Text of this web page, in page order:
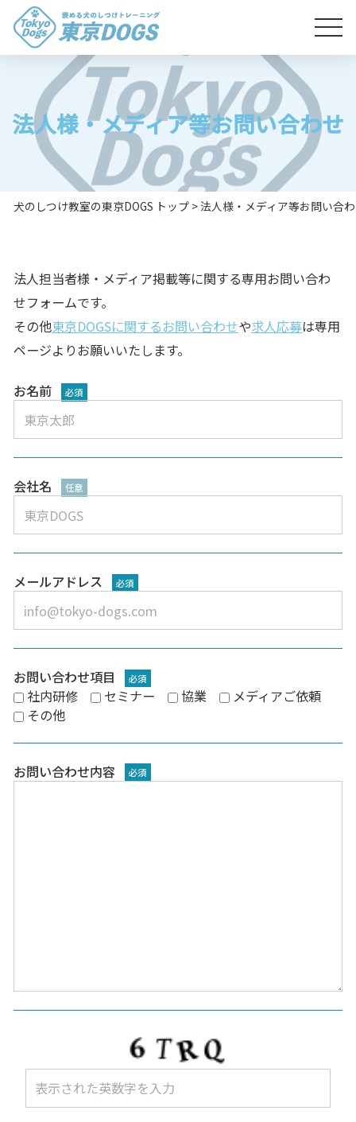
法人様・メディア等お問い合わせ
犬のしつけ教室の東京DOGS トップ >法人様・メディア等お問い合
法人担当者様・メディア掲載等に関する専用お問い合わ
せフォームです。
その他東京DOGSに関するお問い合わせや求人応募は専用
ページよりお願いいたします。
お名前 必須
会社名 任意
メールアドレス 必須
お問い合わせ項目 必須
社内研修 セミナー 協業
メディアご依頼
その他
お問い合わせ内容 必須